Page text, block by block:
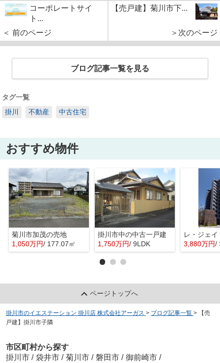
コーポレートサイ
ト...
＜ 前のページ
【売戸建】菊川市下...
＞次のページ
ブログ記事一覧を見る
タグ一覧
掛川
不動産 中古住宅
おすすめ物件
菊川市加茂の売地
1,050万円/ 177.07㎡
掛川市中の中古一戸建
1,750万円/ 9LDK
レ・ジェ
3,880万円/
ページトップへ
掛川市のイエステーション 掛川店 株式会社アーガス > ブログ記事一覧 >
【売
戸建】掛川市子隣
市区町村から探す
掛川市 / 袋井市 / 菊川市 / 磐田市 / 御前崎市 /